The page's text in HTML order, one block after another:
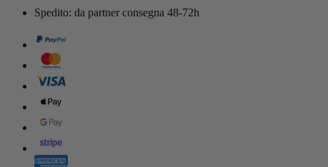
Spedito: da partner consegna 48-72h